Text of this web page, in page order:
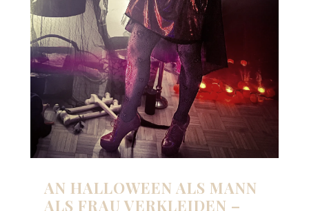
AN HALLOWEEN ALS MANN
ALS FRAU VERKLEIDEN –